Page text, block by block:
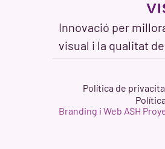
Innovació per
visual i la qualitat
Política de
Branding i Web ASH